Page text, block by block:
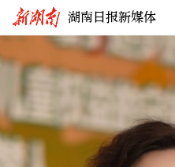
湖南日报新媒体